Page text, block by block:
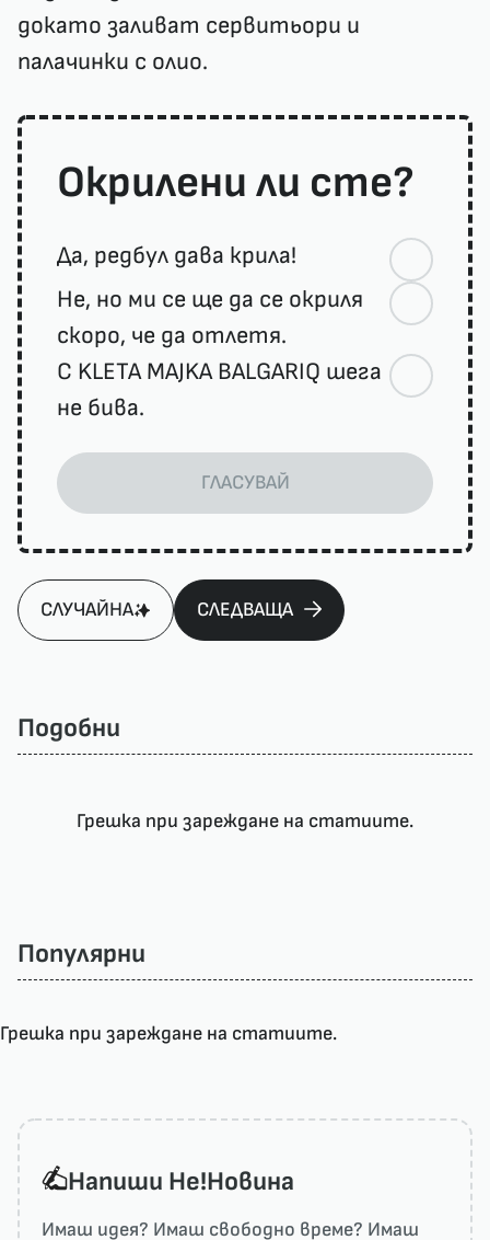
докато заливат сервитьори и
палачинки с олио.
Окрилени ли сте?
Да, редбул дава крила!
Не, но ми се ще да се окриля
скоро, че да отлетя.
С KLETA MAJKA BALGARIQ шега
не бива.
ГЛАСУВАЙ
СЛУЧАЙНА СЛЕДВАЩА
Подобни
Грешка при зареждане на статиите.
Популярни
Грешка при зареждане на статиите.
Напиши He!Новина
Имаш идея? Имаш свободно време? Имаш